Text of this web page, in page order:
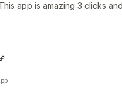
app is amazing 3 clicks